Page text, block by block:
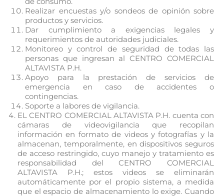
Realizar encuestas y/o sondeos de opinión sobre
productos y servicios.
Dar cumplimiento a exigencias legales y
requerimientos de autoridades judiciales.
Monitoreo y control de seguridad de todas las
personas que ingresan al CENTRO COMERCIAL
ALTAVISTA P.H.
Apoyo para la prestación de servicios de
emergencia en caso de accidentes o
contingencias.
Soporte a labores de vigilancia.
EL CENTRO COMERCIAL ALTAVISTA P.H. cuenta con
cámaras de videovigilancia que recopilan
información en formato de videos y fotografías y la
almacenan, temporalmente, en dispositivos seguros
de acceso restringido, cuyo manejo y tratamiento es
responsabilidad del CENTRO COMERCIAL
ALTAVISTA P.H.; estos videos se eliminarán
automáticamente por el propio sistema, a medida
que el espacio de almacenamiento lo exige. Cuando